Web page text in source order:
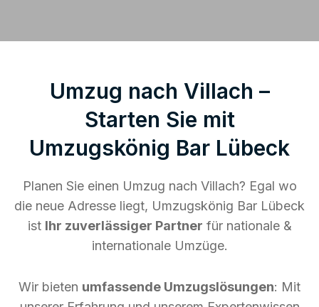
Umzug nach Villach –
Starten Sie mit
Umzugskönig Bar Lübeck
Planen Sie einen Umzug nach Villach? Egal wo
die neue Adresse liegt, Umzugskönig Bar Lübeck
ist Ihr zuverlässiger Partner für nationale &
internationale Umzüge.
Wir bieten umfassende Umzugslösungen: Mit